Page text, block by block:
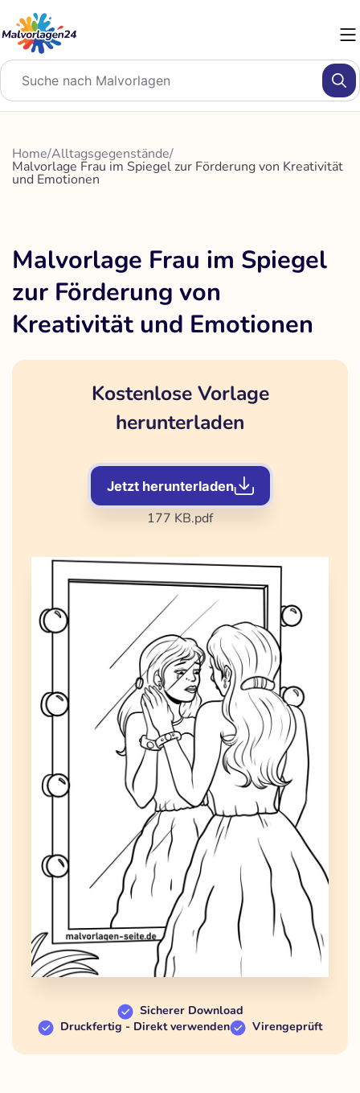
Inhalt
springen
Home/Alltagsgegenstände/
Malvorlage Frau im Spiegel zur Förderung von Kreativität
und Emotionen
Malvorlage Frau im Spiegel
zur Förderung von
Kreativität und Emotionen
Kostenlose Vorlage
herunterladen
Jetzt herunterladen
177 KB.pdf
Sicherer Download
Druckfertig - Direkt verwenden
Virengeprüft